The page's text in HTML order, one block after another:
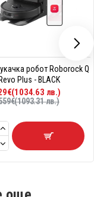
робот Roborock Q
Revo Plus - BLACK
лв.)
лв.)